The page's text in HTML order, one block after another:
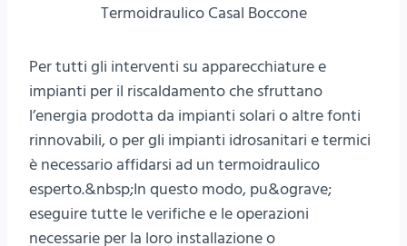
Termoidraulico Casal Boccone
Per tutti gli interventi su apparecchiature e
impianti per il riscaldamento che sfruttano
l’energia prodotta da impianti solari o altre fonti
rinnovabili, o per gli impianti idrosanitari e termici
è necessario affidarsi ad un termoidraulico
esperto.&nbsp;In questo modo, pu&ograve;
eseguire tutte le verifiche e le operazioni
necessarie per la loro installazione o